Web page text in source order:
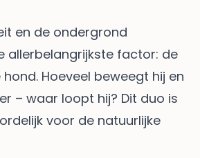
en de ondergrond
allerbelangrijkste factor: de
Hoeveel beweegt hij en
– waar loopt hij? Dit duo is
voor de natuurlijke